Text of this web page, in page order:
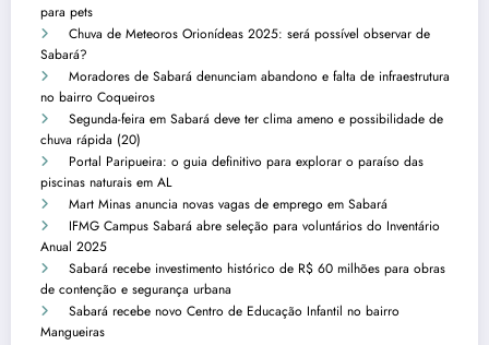
para pets
Chuva de Meteoros Orionídeas 2025: será possível observar de
Sabará?
Moradores de Sabará denunciam abandono e falta de infraestrutura
no bairro Coqueiros
Segunda-feira em Sabará deve ter clima ameno e possibilidade de
chuva rápida (20)
Portal Paripueira: o guia definitivo para explorar o paraíso das
piscinas naturais em AL
Mart Minas anuncia novas vagas de emprego em Sabará
IFMG Campus Sabará abre seleção para voluntários do Inventário
Anual 2025
Sabará recebe investimento histórico de R$ 60 milhões para obras
de contenção e segurança urbana
Sabará recebe novo Centro de Educação Infantil no bairro
Mangueiras